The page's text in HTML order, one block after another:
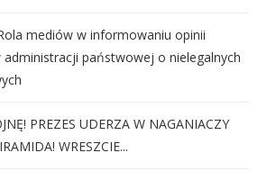
mediów w informowaniu opinii
państwowej o nielegalnych
PREZES UDERZA W NAGANIACZY
WRESZCIE...